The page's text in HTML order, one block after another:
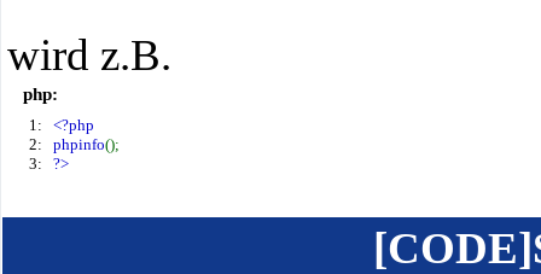
wird z.B.
php:
1:
2:
3:
<?php
phpinfo();
?>